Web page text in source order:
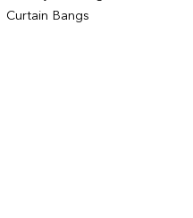
Curtain Bangs